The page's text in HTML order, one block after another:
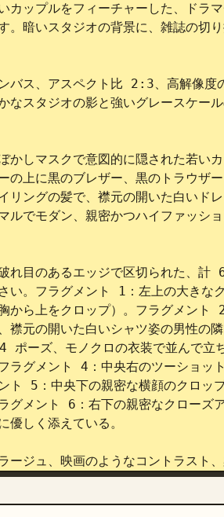
カップルをフィーチャーした、ドラ
。暗いスタジオの背景に、雑誌の切
バス、アスペクト比 2:3、高解像度
なスタジオの影と強いグレースケー
かしマスクで意図的に隠された若い
の上に黒のブレザー、黒のトラウザ
リングの髪で、襟元の開いた白いド
ルでモダン、親密かつハイファッシ
れ目のあるエッジで区切られた、計
い。フラグメント 1：左上の大きな
から上をクロップ）。フラグメント
元の開いた白いシャツ姿の男性の隣
ーズ、モノクロの衣装で並んで立
ラグメント 4：中央右のツーショッ
ト 5：中央下の親密な横顔のクロッ
グメント 6：右下の親密なクローズ
優しく添えている。
ージュ、映画のようなコントラスト
た紙の破れ目、レイヤー状のスクラ